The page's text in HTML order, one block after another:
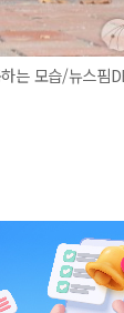
는 모습/뉴스핌